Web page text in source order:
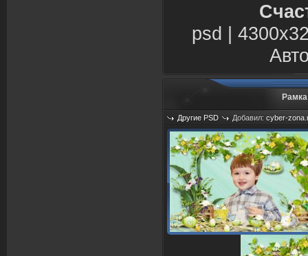
psd |
Другие PSD Добавил: cyber-
Просмотров: 1311